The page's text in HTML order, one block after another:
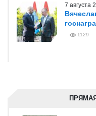
7 августа
1129